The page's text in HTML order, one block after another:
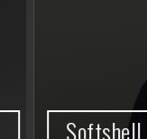
Softshell